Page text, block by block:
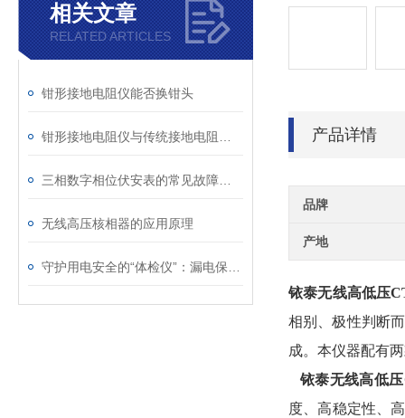
相关文章
RELATED ARTICLES
钳形接地电阻仪能否换钳头
无线高压核相器的应用原理
产品详情
品牌
产地
铱泰无线高低压
相别、极性判断
成。本仪器配有
铱泰无线高低
度、高稳定性、